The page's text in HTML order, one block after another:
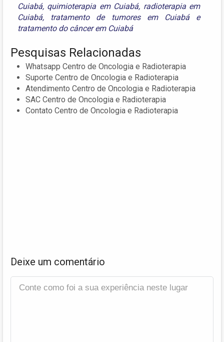
Cuiabá, quimioterapia em Cuiabá, radioterapia em
Cuiabá, tratamento de tumores em Cuiabáe
tratamento do câncer em Cuiabá
Pesquisas Relacionadas
Whatsapp Centro de Oncologia e Radioterapia
Suporte Centro de Oncologia e Radioterapia
Atendimento Centro de Oncologia e Radioterapia
SAC Centro de Oncologia e Radioterapia
Contato Centro de Oncologia e Radioterapia
Deixe um comentário